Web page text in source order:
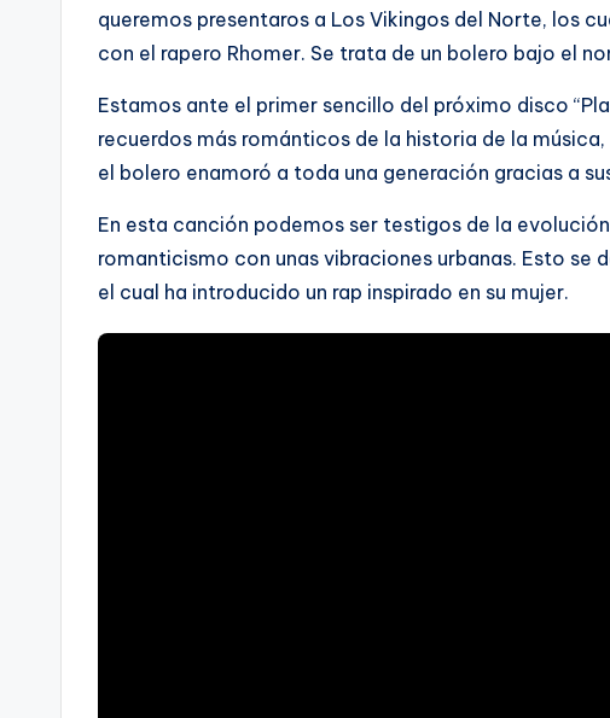
queremos presentaros a Los Vikingos del Norte, los
con el rapero Rhomer. Se trata de un bolero bajo el
Estamos ante el primer sencillo del próximo disco
recuerdos más románticos de la historia de la
el bolero enamoró a toda una generación gracias a
En esta canción podemos ser testigos de la
romanticismo con unas vibraciones urbanas. Esto se
el cual ha introducido un rap inspirado en su mujer.